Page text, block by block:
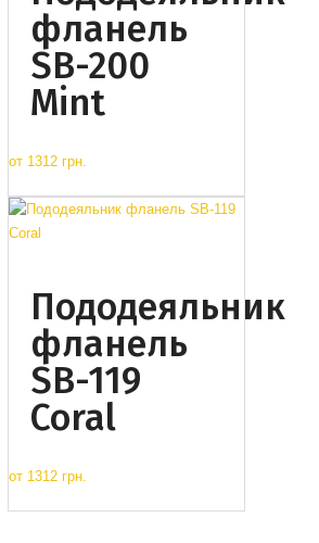
фланель
SB-200
Mint
от 1312 грн.
Пододеяльник
фланель
SB-119
Coral
от 1312 грн.